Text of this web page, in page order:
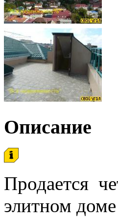
Описание
Продается
элитном